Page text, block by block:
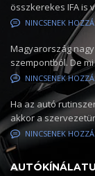
összkerekes IFA is
NINCSENEK
Magyarország
szempontból. De
NINCSENEK
Ha az autó
akkor a
NINCSENEK